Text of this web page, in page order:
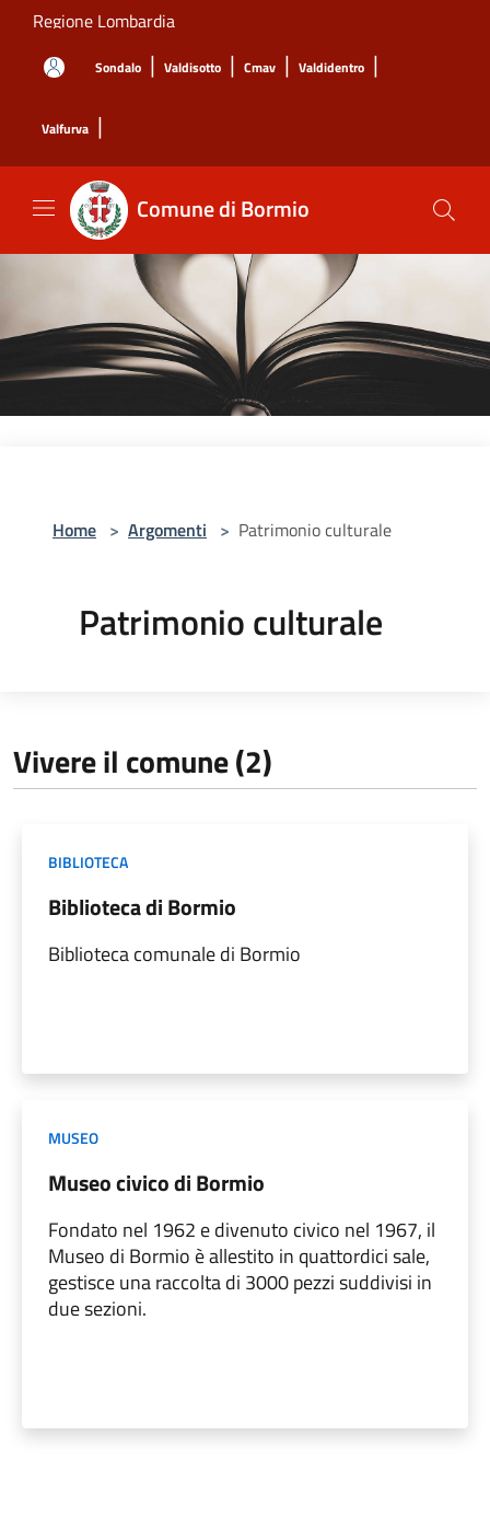
Salta al contenuto principale
Regione Lombardia
Sondalo | Valdisotto | Cmav | Valdidentro |
Valfurva |
Comune di Bormio
Home > Argomenti > Patrimonio culturale
Patrimonio culturale
Vivere il comune (2)
BIBLIOTECA
Biblioteca di Bormio
Biblioteca comunale di Bormio
MUSEO
Museo civico di Bormio
Fondato nel 1962 e divenuto civico nel 1967, il
Museo di Bormio è allestito in quattordici sale,
gestisce una raccolta di 3000 pezzi suddivisi in
due sezioni.